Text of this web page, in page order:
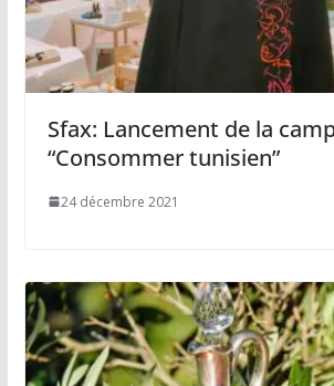
Sfax: Lancement de la
“Consommer tunisien”
24 décembre 2021